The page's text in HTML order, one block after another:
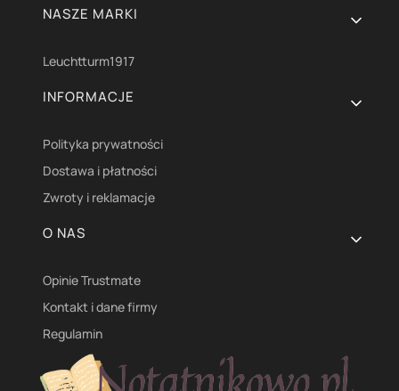
NASZE MARKI
Leuchtturm1917
INFORMACJE
Polityka prywatności
Dostawa i płatności
Zwroty i reklamacje
O NAS
Opinie Trustmate
Kontakt i dane firmy
Regulamin